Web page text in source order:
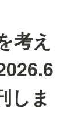
考え
しま